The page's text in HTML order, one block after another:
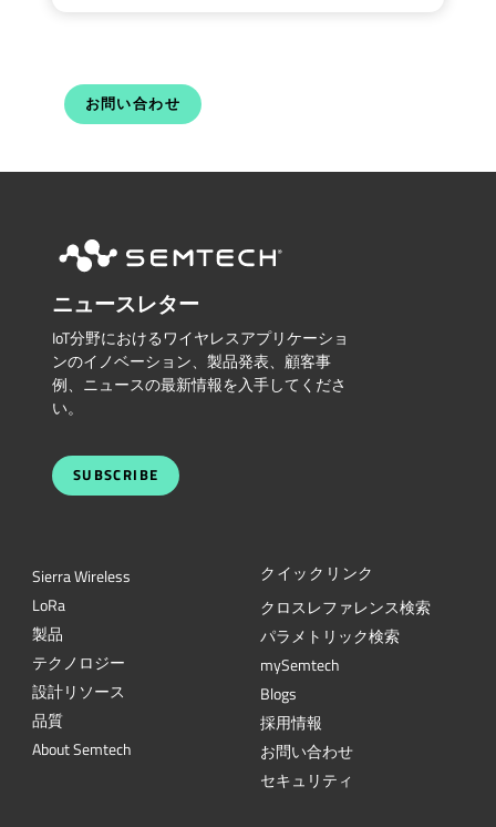
お問い合わせ
ニュースレター
IoT分野におけるワイヤレスアプリケーショ
ンのイノベーション、製品発表、顧客事
例、ニュースの最新情報を入手してくださ
い。
SUBSCRIBE
Sierra Wireless
LoRa
製品
テクノロジー
設計リソース
品質
About Semtech
クイックリンク
クロスレファレンス検索
パラメトリック検索
mySemtech
Blogs
採用情報
お問い合わせ
セキュリティ